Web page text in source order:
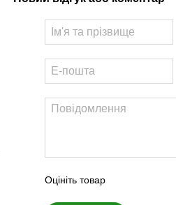
Оцініть товар